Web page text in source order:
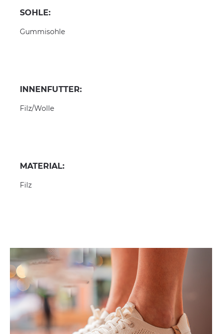
SOHLE:
Gummisohle
INNENFUTTER:
Filz/Wolle
MATERIAL:
Filz